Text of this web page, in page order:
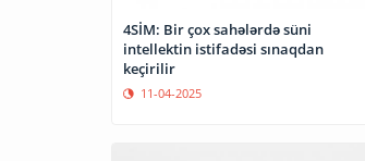
4SİM: Bir çox sahələrdə süni
intellektin istifadəsi sınaqdan
keçirilir
11-04-2025